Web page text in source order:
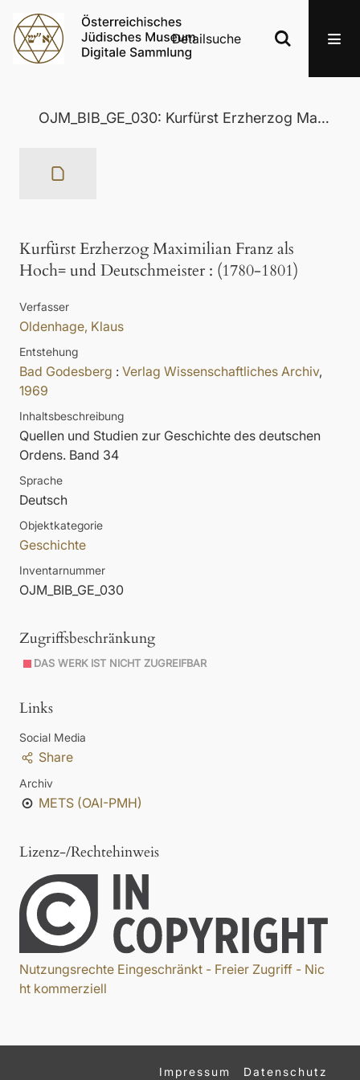
Detailsuche
OJM_BIB_GE_030: Kurfürst Erzherzog Maximilian Franz als Hoch= und Deutschmeister
Kurfürst Erzherzog Maximilian Franz als
Hoch= und Deutschmeister : (1780-1801)
Verfasser
Oldenhage, Klaus
Entstehung
Bad Godesberg : Verlag Wissenschaftliches Archiv,
1969
Inhaltsbeschreibung
Quellen und Studien zur Geschichte des deutschen
Ordens. Band 34
Sprache
Deutsch
Objektkategorie
Geschichte
Inventarnummer
OJM_BIB_GE_030
Zugriffsbeschränkung
DAS WERK IST NICHT ZUGREIFBAR
Links
Social Media
Share
Archiv
METS (OAI-PMH)
Lizenz-/Rechtehinweis
Nutzungsrechte Eingeschränkt - Freier Zugriff - Nic
ht kommerziell
Impressum Datenschutz